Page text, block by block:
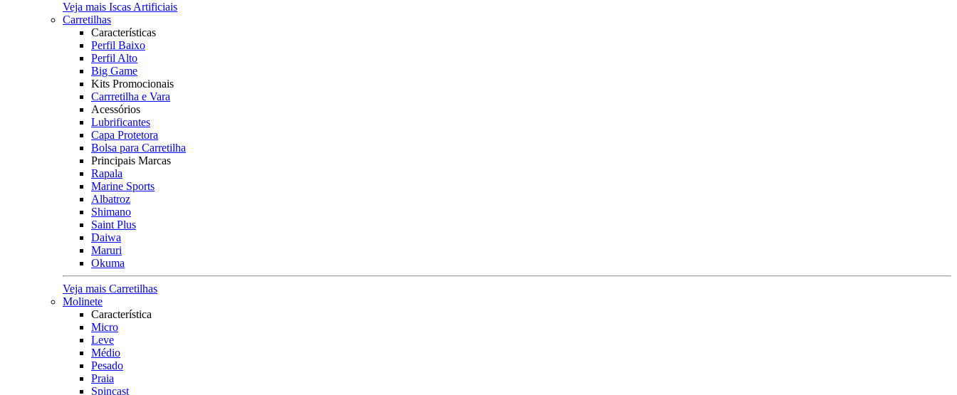
Veja mais Iscas Artificiais
Carretilhas
Características
Perfil Baixo
Perfil Alto
Big Game
Kits Promocionais
Carrretilha e Vara
Acessórios
Lubrificantes
Capa Protetora
Bolsa para Carretilha
Principais Marcas
Rapala
Marine Sports
Albatroz
Shimano
Saint Plus
Daiwa
Maruri
Okuma
Veja mais Carretilhas
Molinete
Característica
Micro
Leve
Médio
Pesado
Praia
Spincast